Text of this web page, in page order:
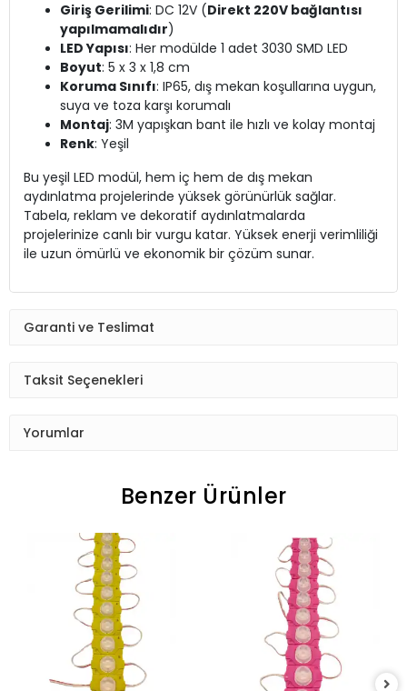
Giriş Gerilimi: DC 12V (Direkt 220V bağlantısı
yapılmamalıdır)
LED Yapısı: Her modülde 1 adet 3030 SMD LED
Boyut: 5 x 3 x 1,8 cm
Koruma Sınıfı: IP65, dış mekan koşullarına uygun,
suya ve toza karşı korumalı
Montaj: 3M yapışkan bant ile hızlı ve kolay montaj
Renk: Yeşil
Bu yeşil LED modül, hem iç hem de dış mekan
aydınlatma projelerinde yüksek görünürlük sağlar.
Tabela, reklam ve dekoratif aydınlatmalarda
projelerinize canlı bir vurgu katar. Yüksek enerji verimliliği
ile uzun ömürlü ve ekonomik bir çözüm sunar.
Garanti ve Teslimat
Taksit Seçenekleri
Yorumlar
Benzer Ürünler